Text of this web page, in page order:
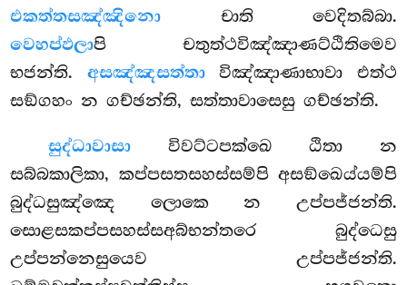
එකත්තසඤ්ඤිනො චාති වෙදිතබ්බා.
වෙහප්ඵලාපි චතුත්ථවිඤ්ඤාණට්ඨිතිමෙව
භජන්ති. අසඤ්ඤසත්තාවිඤ්ඤාණාභාවා එත්ථ
සඞ්ගහං න ගච්ඡන්ති, සත්තාවාසෙසු ගච්ඡන්ති.
සුද්ධාවාසා විවට්ටපක්ඛෙ ඨිතා න
සබ්බකාලිකා, කප්පසතසහස්සම්පි අසඞ්ඛෙය්යම්පි
බුද්ධසුඤ්ඤෙ ලොකෙ න උප්පජ්ජන්ති.
සොළසකප්පසහස්සඅබ්භන්තරෙ බුද්ධෙසු
උප්පන්නෙසුයෙව උප්පජ්ජන්ති.